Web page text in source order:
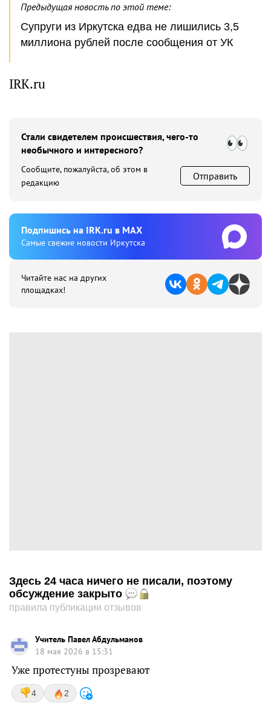
Предыдущая новость по этой теме:
Супруги из Иркутска едва не лишились 3,5
миллиона рублей после сообщения от УК
IRK.ru
Стали свидетелем происшествия, чего-то
необычного и интересного?
Сообщите, пожалуйста, об этом в
редакцию
Отправить
Подпишиcь на IRK.ru в MAX
Cамые свежие новости Иркутска
Читайте нас на других
площадках!
Здесь 24 часа ничего не писали, поэтому
обсуждение закрыто
правила публикации отзывов
Учитель Павел Абдульманов
18 мая 2026 в 15:31
Уже протестуны прозревают
4 2